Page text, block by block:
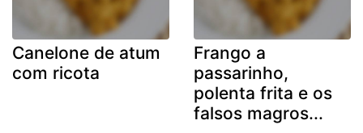
Canelone de atum
com ricota
Frango a
passarinho,
polenta frita e os
falsos magros...